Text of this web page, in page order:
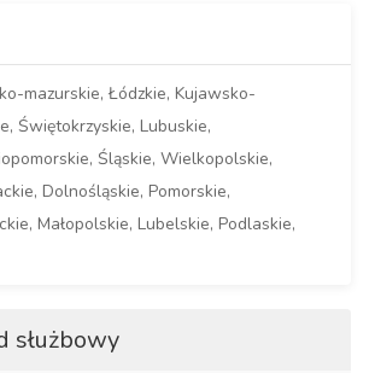
mazurskie, Łódzkie, Kujawsko-
Świętokrzyskie, Lubuskie,
Śląskie, Wielkopolskie,
Dolnośląskie, Pomorskie,
Małopolskie, Lubelskie, Podlaskie,
służbowy